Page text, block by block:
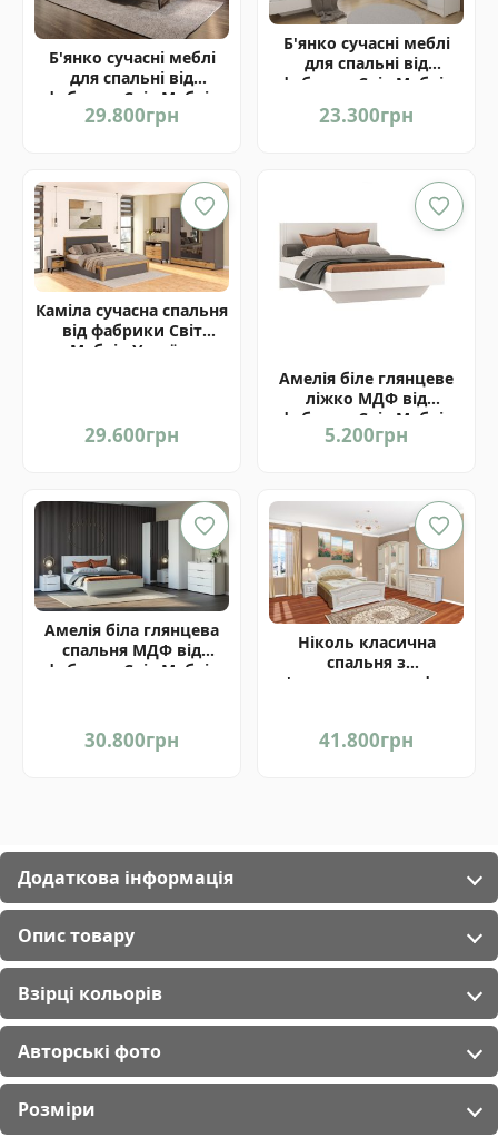
Б'янко сучасні меблі
для спальні від
фабрики Світ Меблів
Україна
29.800грн
Б'янко сучасні меблі
для спальні від
фабрики Світ Меблів
Україна
23.300грн
Каміла сучасна спальня
від фабрики Світ
Меблів Україна
29.600грн
Амелія біле глянцеве
ліжко МДФ від
фабрики Світ Меблів
Україна
5.200грн
Амелія біла глянцева
спальня МДФ від
фабрики Світ Меблів
30.800грн
Ніколь класична
спальня з
п'ятидверною шафою
41.800грн
Додаткова інформація
Опис товару
Взірці кольорів
Авторські фото
Розміри